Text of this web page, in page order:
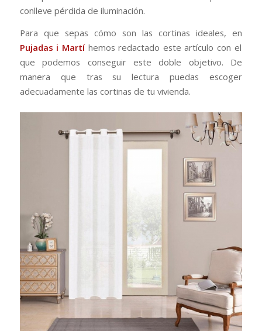
conlleve pérdida de iluminación.
Para que sepas cómo son las cortinas ideales, en
Pujadas i Martí hemos redactado este artículo con el
que podemos conseguir este doble objetivo. De
manera que tras su lectura puedas escoger
adecuadamente las cortinas de tu vivienda.